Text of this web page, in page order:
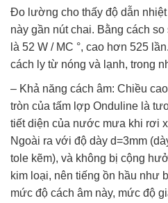
Đo lường cho thấy độ dẫn nhiệt
này gần nút chai. Bằng cách
là 52 W / MC °, cao hơn 525
cách ly từ nóng và lạnh, trong
– Khả năng cách âm: Chiều
tròn của tấm lợp Onduline là
tiết diện của nước mưa khi rơi
Ngoài ra với độ dày d=3mm
tole kẽm), và không bị cộng
kim loại, nên tiếng ồn hầu như
mức độ cách âm này, mức độ